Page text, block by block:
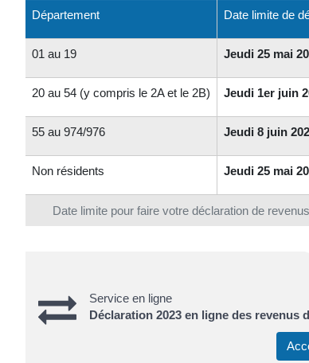
Date limite pour faire votre déclaration de
Département Date limite de
01 au 19 Jeudi 25 mai
20 au 54 (y compris le 2A et le 2B) Jeudi 1er juin
55 au 974/976 Jeudi 8 juin
Non résidents Jeudi 25 mai
Service en ligne
Déclaration 2023 en ligne des revenus